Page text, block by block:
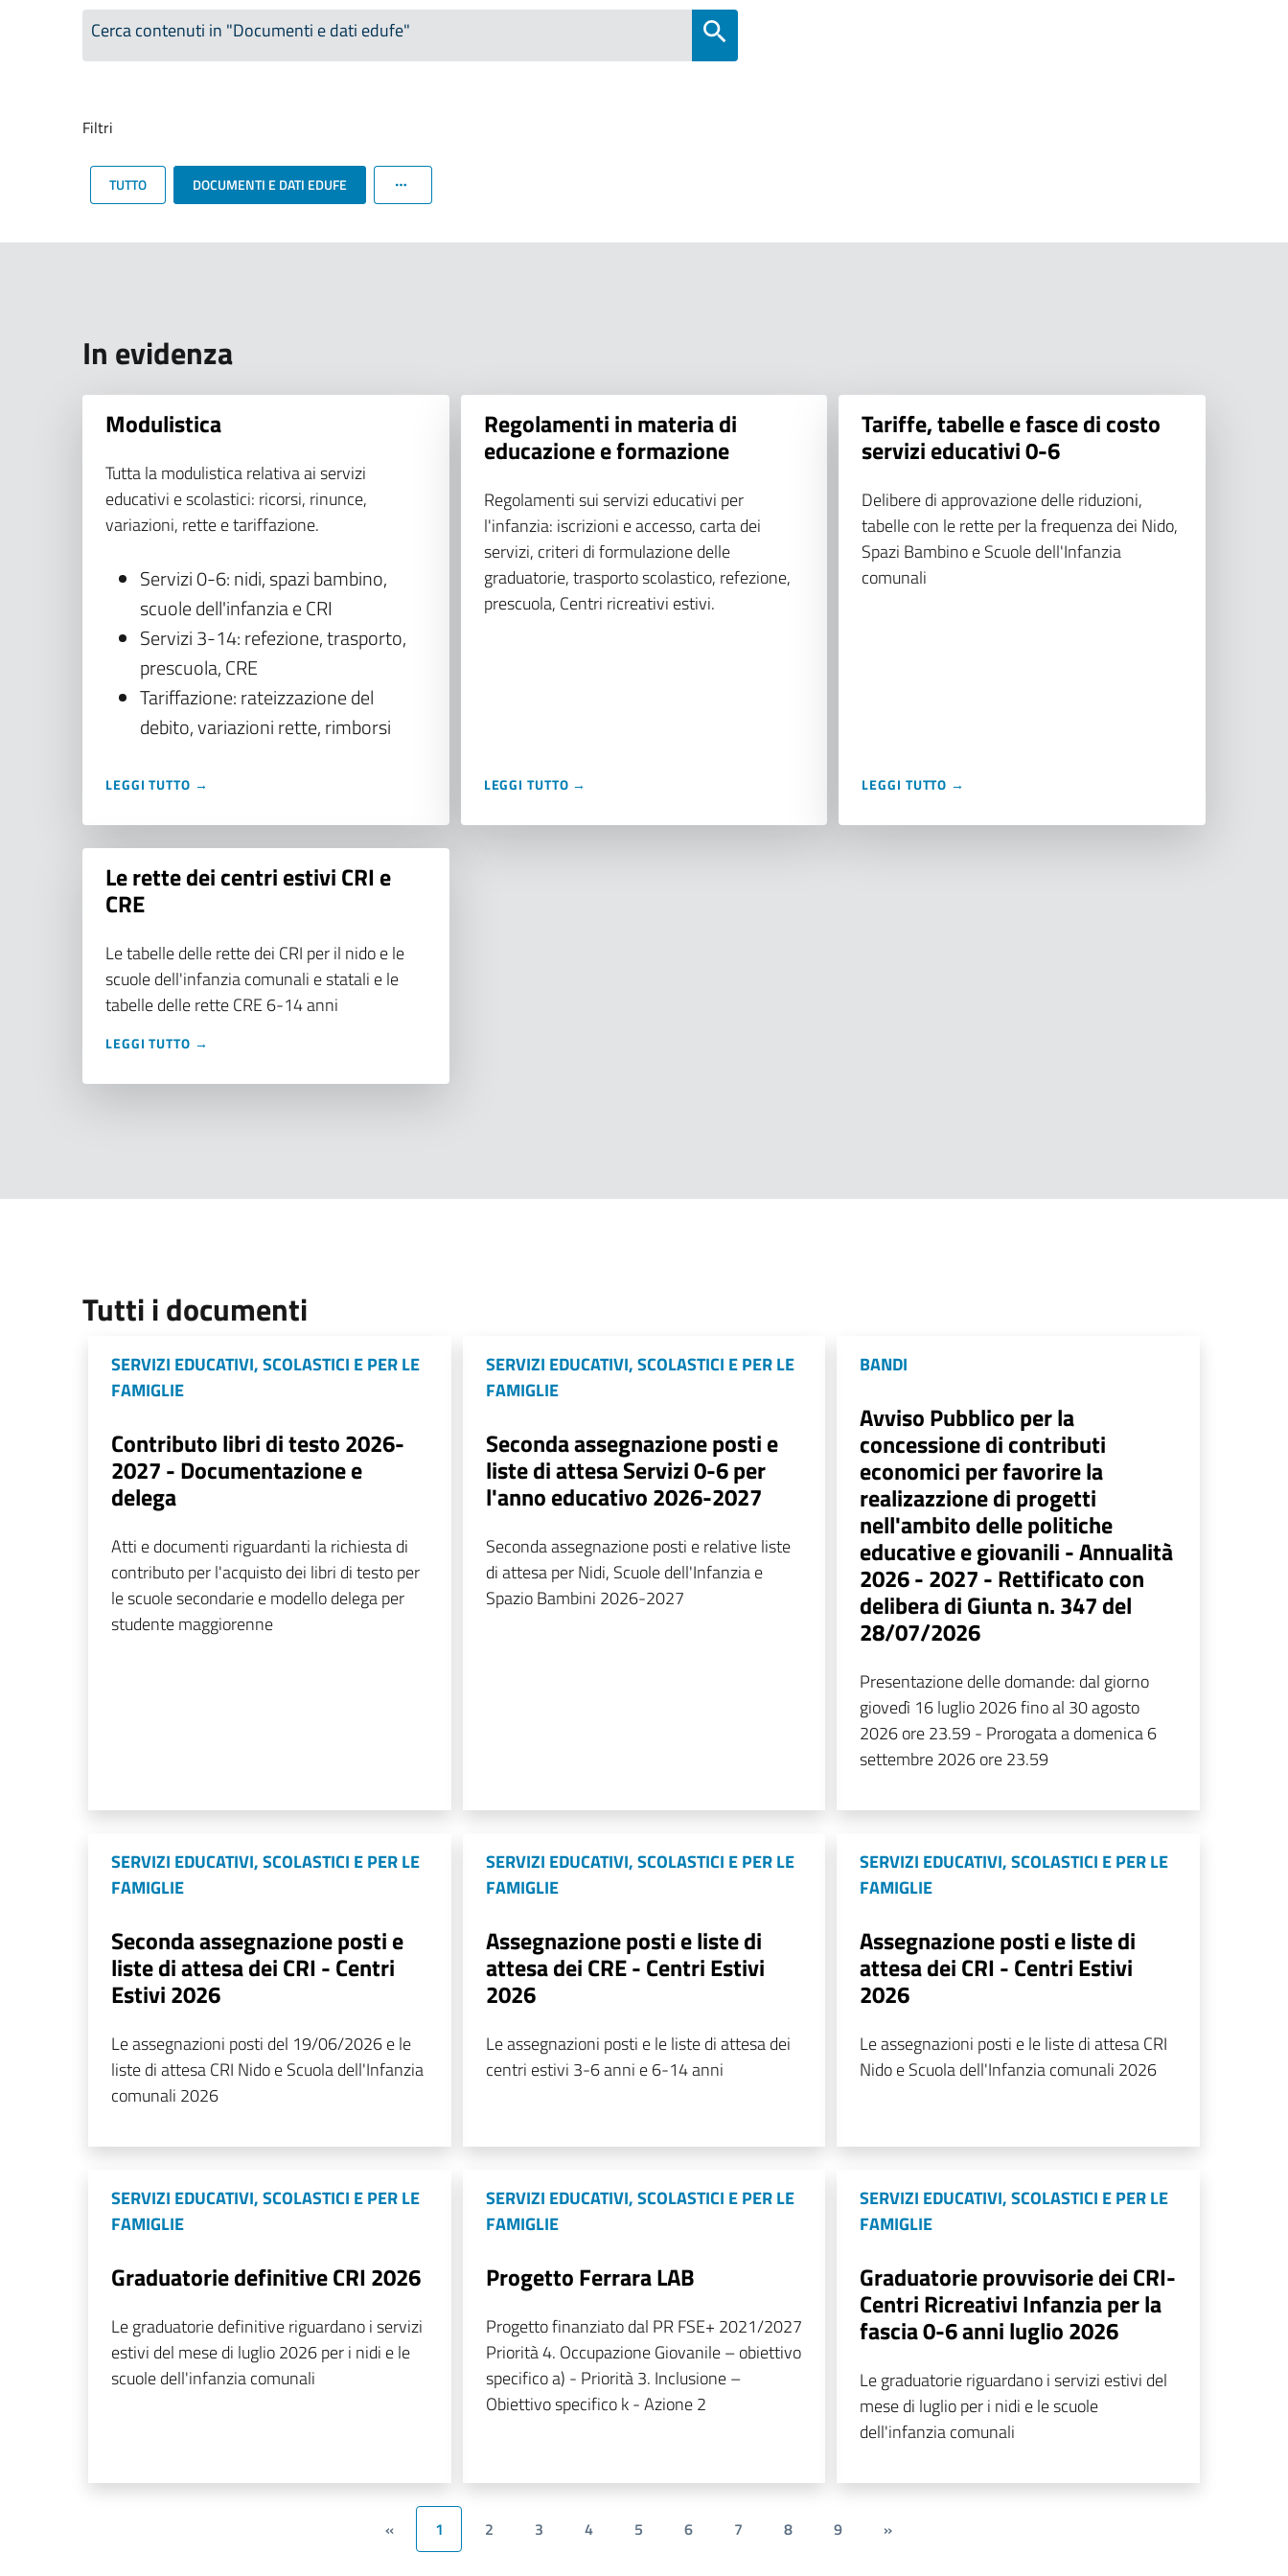
Cerca contenuti in "Documenti e dati edufe"
Filtri
TUTTO DOCUMENTI E DATI EDUFE
In evidenza
Modulistica
Tutta la modulistica relativa ai servizi
educativi e scolastici: ricorsi, rinunce,
variazioni, rette e tariffazione.
Servizi 0-6: nidi, spazi bambino,
scuole dell'infanzia e CRI
Servizi 3-14: refezione, trasporto,
prescuola, CRE
Tariffazione: rateizzazione del
debito, variazioni rette, rimborsi
LEGGI TUTTO →
Regolamenti in materia di
educazione e formazione
Regolamenti sui servizi educativi per
l'infanzia: iscrizioni e accesso, carta dei
servizi, criteri di formulazione delle
graduatorie, trasporto scolastico, refezione,
prescuola, Centri ricreativi estivi.
LEGGI TUTTO →
Tariffe, tabelle e fasce di costo
servizi educativi 0-6
Delibere di approvazione delle riduzioni,
tabelle con le rette per la frequenza dei Nido,
Spazi Bambino e Scuole dell'Infanzia
comunali
LEGGI TUTTO →
Le rette dei centri estivi CRI e
CRE
Le tabelle delle rette dei CRI per il nido e le
scuole dell'infanzia comunali e statali e le
tabelle delle rette CRE 6-14 anni
LEGGI TUTTO →
Tutti i documenti
SERVIZI EDUCATIVI, SCOLASTICI E PER LE
FAMIGLIE
Contributo libri di testo 2026-
2027 - Documentazione e
delega
Atti e documenti riguardanti la richiesta di
contributo per l'acquisto dei libri di testo per
le scuole secondarie e modello delega per
studente maggiorenne
SERVIZI EDUCATIVI, SCOLASTICI E PER LE
FAMIGLIE
Seconda assegnazione posti e
liste di attesa Servizi 0-6 per
l'anno educativo 2026-2027
Seconda assegnazione posti e relative liste
di attesa per Nidi, Scuole dell'Infanzia e
Spazio Bambini 2026-2027
BANDI
Avviso Pubblico per la
concessione di contributi
economici per favorire la
realizazzione di progetti
nell'ambito delle politiche
educative e giovanili - Annualità
2026 - 2027 - Rettificato con
delibera di Giunta n. 347 del
28/07/2026
Presentazione delle domande: dal giorno
giovedì 16 luglio 2026 fino al 30 agosto
2026 ore 23.59 - Prorogata a domenica 6
settembre 2026 ore 23.59
SERVIZI EDUCATIVI, SCOLASTICI E PER LE
FAMIGLIE
Seconda assegnazione posti e
liste di attesa dei CRI - Centri
Estivi 2026
Le assegnazioni posti del 19/06/2026 e le
liste di attesa CRI Nido e Scuola dell'Infanzia
comunali 2026
SERVIZI EDUCATIVI, SCOLASTICI E PER LE
FAMIGLIE
Assegnazione posti e liste di
attesa dei CRE - Centri Estivi
2026
Le assegnazioni posti e le liste di attesa dei
centri estivi 3-6 anni e 6-14 anni
SERVIZI EDUCATIVI, SCOLASTICI E PER LE
FAMIGLIE
Assegnazione posti e liste di
attesa dei CRI - Centri Estivi
2026
Le assegnazioni posti e le liste di attesa CRI
Nido e Scuola dell'Infanzia comunali 2026
SERVIZI EDUCATIVI, SCOLASTICI E PER LE
FAMIGLIE
Graduatorie definitive CRI 2026
Le graduatorie definitive riguardano i servizi
estivi del mese di luglio 2026 per i nidi e le
scuole dell'infanzia comunali
SERVIZI EDUCATIVI, SCOLASTICI E PER LE
FAMIGLIE
Progetto Ferrara LAB
Progetto finanziato dal PR FSE+ 2021/2027
Priorità 4. Occupazione Giovanile – obiettivo
specifico a) - Priorità 3. Inclusione –
Obiettivo specifico k - Azione 2
SERVIZI EDUCATIVI, SCOLASTICI E PER LE
FAMIGLIE
Graduatorie provvisorie dei CRI-
Centri Ricreativi Infanzia per la
fascia 0-6 anni luglio 2026
Le graduatorie riguardano i servizi estivi del
mese di luglio per i nidi e le scuole
dell'infanzia comunali
« 1 2 3 4 5 6 7 8 9 »